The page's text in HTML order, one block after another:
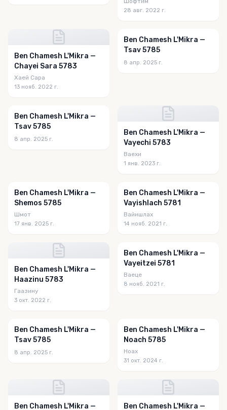
28 авг. 2022 г.
Ben Chamesh L'Mikra —
Chayei Sara 5783
Хаей Сара
13 нояб. 2022 г.
Ben Chamesh L'Mikra —
Tsav 5785
8 апр. 2025 г.
Ben Chamesh L'Mikra —
Tsav 5785
8 апр. 2025 г.
Ben Chamesh L'Mikra —
Vayechi 5783
Ваехи
1 янв. 2023 г.
Ben Chamesh L'Mikra —
Shemos 5785
Шмот
17 янв. 2025 г.
Ben Chamesh L'Mikra —
Vayishlach 5781
Вайишлах
14 нояб. 2021 г.
Ben Chamesh L'Mikra —
Haazinu 5783
Гаазину
3 окт. 2022 г.
Ben Chamesh L'Mikra —
Vayeitzei 5781
Ваеце
8 нояб. 2021 г.
Ben Chamesh L'Mikra —
Tsav 5785
8 апр. 2025 г.
Ben Chamesh L'Mikra —
Noach 5785
Ноах
31 окт. 2024 г.
Ben Chamesh L'Mikra —
Ben Chamesh L'Mikra —